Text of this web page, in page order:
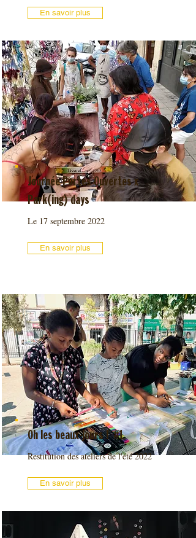
En savoir plus
Journée Portes Ouvertes x
Park(ing) days
Le 17 septembre 2022
En savoir plus
Oh les beaux-jours ! #1
Restitution des ateliers de l'été 2022
En savoir plus